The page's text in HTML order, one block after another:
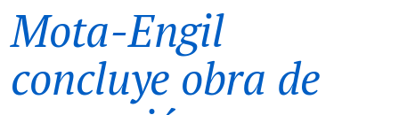
Mota-Engil
concluye obra de